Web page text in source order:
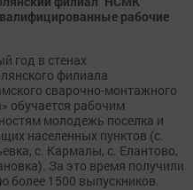
рабочие
год в стенах
филиала
сварочно-монтажного
обучается рабочим
молодежь поселка и
населенных пунктов (с.
с. Кармалы, с. Елантово,
За это время получили
более 1500 выпускников.